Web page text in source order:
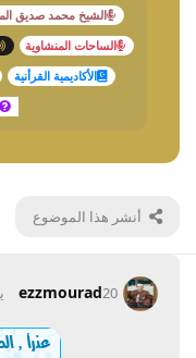
الشيخ محمد صديق
الساحات المنشاوية
الأكاديمية القرأنية
أنشر هذا الموضوع
ezzmourad20 يونيو 2008